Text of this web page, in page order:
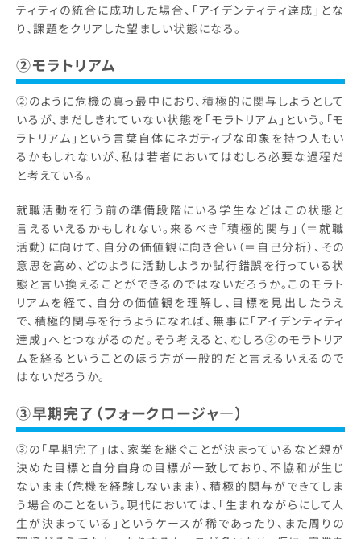
ティティの統合に成功した場合、「アイデンティティ達成」とな
り、課題をクリアした望ましい状態になる。
②モラトリアム
②のように危機の真っ最中におり、積極的に関与しようとして
いるが、まだしきれていない状態を「モラトリアム」という。「モ
ラトリアム」という言葉自体にネガティブな印象を持つ人もい
るかもしれないが、私は若者においてはむしろ必要な過程だ
と考えている。
就職活動を行う前の準備段階にいる学生などはこの状態と
言えるいえるかもしれない。来るべき「積極的関与」（＝就職
活動）に向けて、自分の価値観に向き合い（＝自己分析）、その
意思を高め、どのように活動しようか試行錯誤を行っている状
態と言い換えることができるのではないだろうか。このモラト
リアムを経て、自分の価値観を理解し、目標を見出したうえ
で、積極的関与を行うようになれば、無事に「アイデンティティ
達成」へとつながるのだ。そう考えると、むしろ②のモラトリア
ムを経るということのほう方が一般的だと言えるいえるので
はないだろうか。
③早期完了（フォークロージャ―）
③の「早期完了」は、家業を継ぐことが決まっているなど親が
決めた目標と自分自身の目標が一致しており、不協和が生じ
ないまま（危機を経験しないまま）、積極的関与ができてしま
う場合のことをいう。現代においては、「生まれながらにして人
生が決まっている」というケースが稀であったり、また周りの